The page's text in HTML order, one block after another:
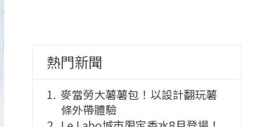
熱門新聞
麥當勞大薯薯包！以設計翻玩薯
條外帶體驗